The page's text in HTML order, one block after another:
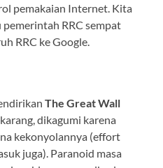
pemakaian Internet. Kita
RRC sempat
RRC ke Google.
The Great Wall
dikagumi karena
kekonyolannya (effort
juga). Paranoid masa